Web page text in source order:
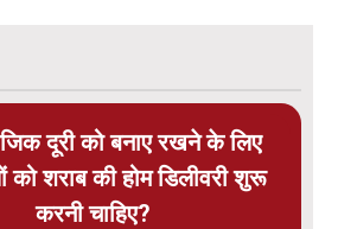
दूरी को बनाए रखने के लिए
को शराब की होम डिलीवरी शुरू
करनी चाहिए?